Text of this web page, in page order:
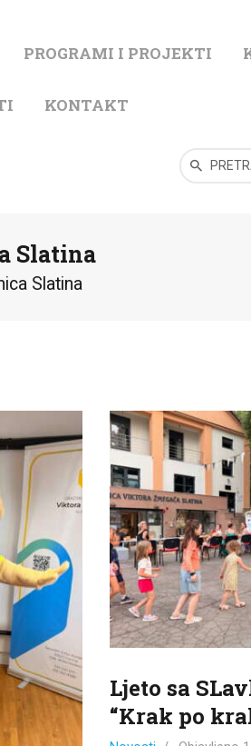
PROGRAMI I PROJEKTI
KONTAKT
Slatina
Slatina
Ljeto sa
“Krak po